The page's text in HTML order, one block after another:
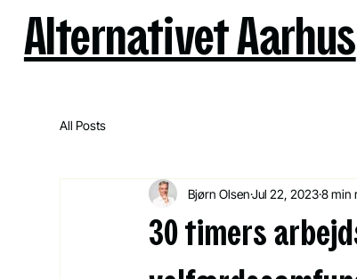
Alternativet Aarhus
All Posts
30 timers
Bjørn OlsenJul 22, 20238 min